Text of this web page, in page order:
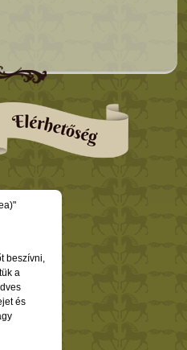
beszívni,
a
és